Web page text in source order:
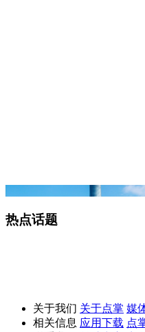
热点话题
关于我们 关于点掌 媒
相关信息 应用下载 点